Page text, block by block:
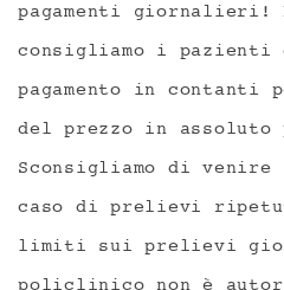
pagamenti giornalieri!
consigliamo i
pagamento in contanti
del prezzo in assoluto
Sconsigliamo di
caso di prelievi
limiti sui prelievi